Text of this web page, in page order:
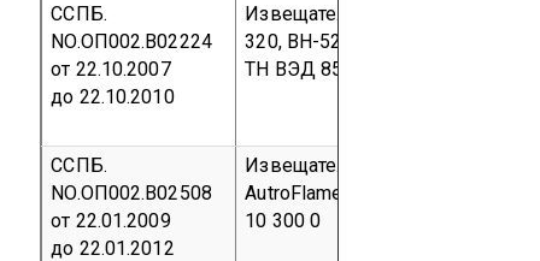
ССПБ.
NO.ОП002.В02224
от 22.10.2007
до 22.10.2010
Извещатели пожарные
320, BH-520, BH-520/N, BH-520/
ТН ВЭД 8531 10 300 0
ССПБ.
NO.ОП002.В02508
от 22.01.2009
до 22.01.2012
Извещатели пожарные пламени
AutroFlame X33AF PL
10 300 0